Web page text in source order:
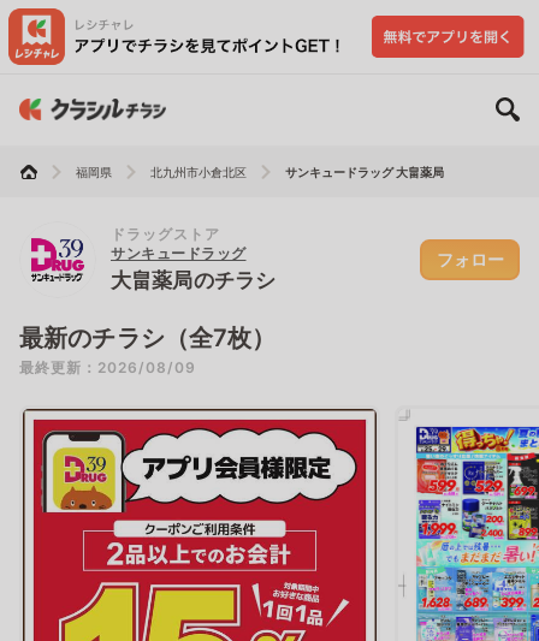
福岡県 北九州市小倉北区 サンキュードラッグ 大畠薬局
ドラッグストア
サンキュードラッグ
大畠薬局のチラシ
フォロー
最新のチラシ（全7枚）
最終更新：2026/08/09